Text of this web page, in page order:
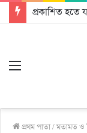
প্রকাশিত হতে
প্রথম পাতা/মতামত ও